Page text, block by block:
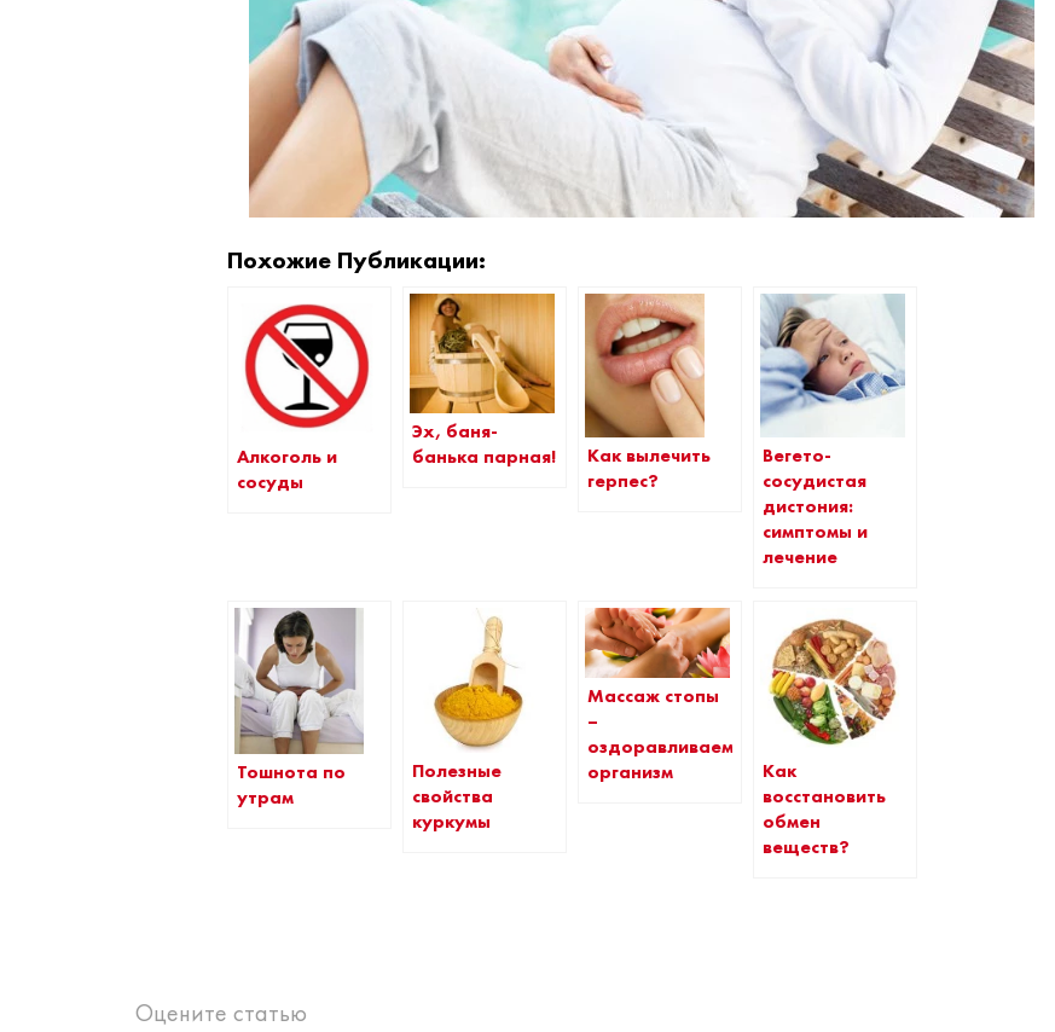
Похожие Публикации:
Алкоголь и
сосуды
Эх, баня-
банька парная!
Как вылечить
герпес?
Вегето-
сосудистая
дистония:
симптомы и
лечение
Тошнота по
утрам
Полезные
свойства
куркумы
Массаж стопы
–
оздоравливаем
организм
Как
восстановить
обмен
веществ?
Оцените статью